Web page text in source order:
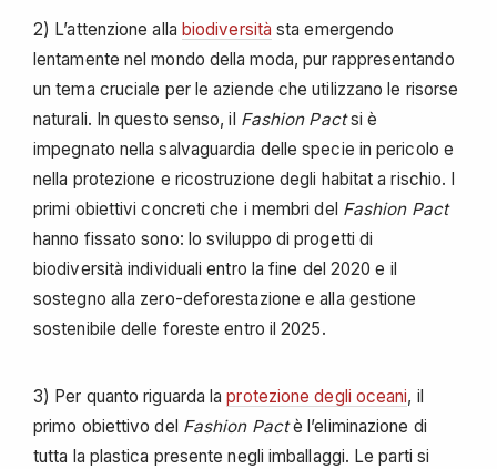
2) L’attenzione alla biodiversità sta emergendo
lentamente nel mondo della moda, pur rappresentando
un tema cruciale per le aziende che utilizzano le risorse
naturali. In questo senso, il Fashion Pactsi è
impegnato nella salvaguardia delle specie in pericolo e
nella protezione e ricostruzione degli habitat a rischio. I
primi obiettivi concreti che i membri del Fashion Pact
hanno fissato sono: lo sviluppo di progetti di
biodiversità individuali entro la fine del 2020 e il
sostegno alla zero-deforestazione e alla gestione
sostenibile delle foreste entro il 2025.
3) Per quanto riguarda laprotezione degli oceani, il
primo obiettivo del Fashion Pactè l’eliminazione di
tutta la plastica presente negli imballaggi. Le parti si